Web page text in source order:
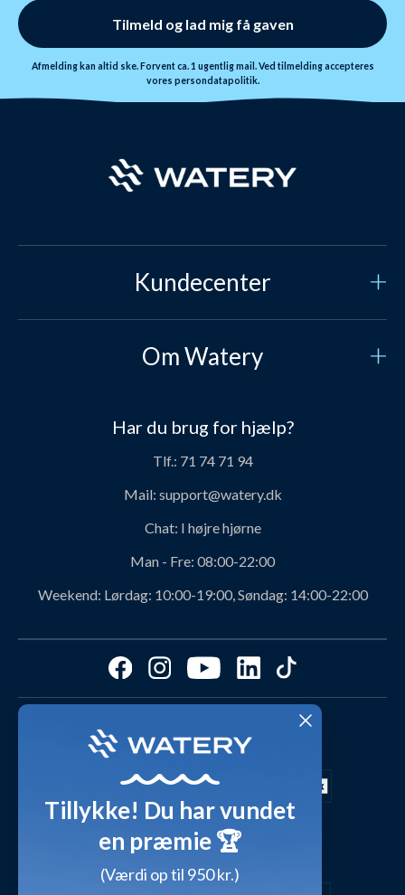
Tilmeld og lad mig få gaven
Afmelding kan altid ske. Forvent ca. 1 ugentlig mail. Ved tilmelding accepteres
vores persondatapolitik.
Kundecenter
Kontakt os
Retur og ombytning
Rabatkoder
Produktanbefalinger fra Watery
Størrelsesguides
Cookies & præferencer
Video studio
Shop outfits fra kunder
Inspirationsunivers
Giv et gavekort
Om Watery
Vores historie
Personerne bag Watery
Svømmeklub-aftaler
Affiliate program
Fordele hos Watery
Kundeanmeldelser
FAQ - Mest stillede spørgsmål
Presse
Waterylife - Guides fra eksperter (Blog)
Har du brug for hjælp?
Tlf.: 71 74 71 94
Mail: support@watery.dk
Chat: I højre hjørne
Man - Fre: 08:00-22:00
Weekend: Lørdag: 10:00-19:00, Søndag: 14:00-22:00
Dag-til-dag levering med
Sikker betaling med
Tillykke! Du har vundet
en præmie 🏆
(Værdi op til 950 kr.)